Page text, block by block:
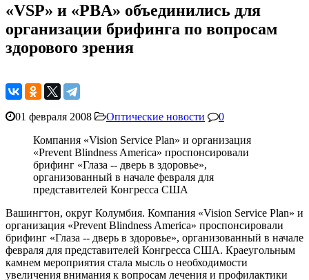
«VSP» и «PBA» объединились для
организации брифинга по вопросам
здорового зрения
01 февраля 2008 Оптические новости
0
Компания «Vision Service Plan» и организация
«Prevent Blindness America» проспонсировали
брифинг «Глаза -- дверь в здоровье»,
организованный в начале февраля для
представителей Конгресса США
Вашингтон, округ Колумбия. Компания «Vision Service Plan» и
организация «Prevent Blindness America» проспонсировали
брифинг «Глаза -- дверь в здоровье», организованный в начале
февраля для представителей Конгресса США. Краеугольным
камнем мероприятия стала мысль о необходимости
увеличения внимания к вопросам лечения и профилактики